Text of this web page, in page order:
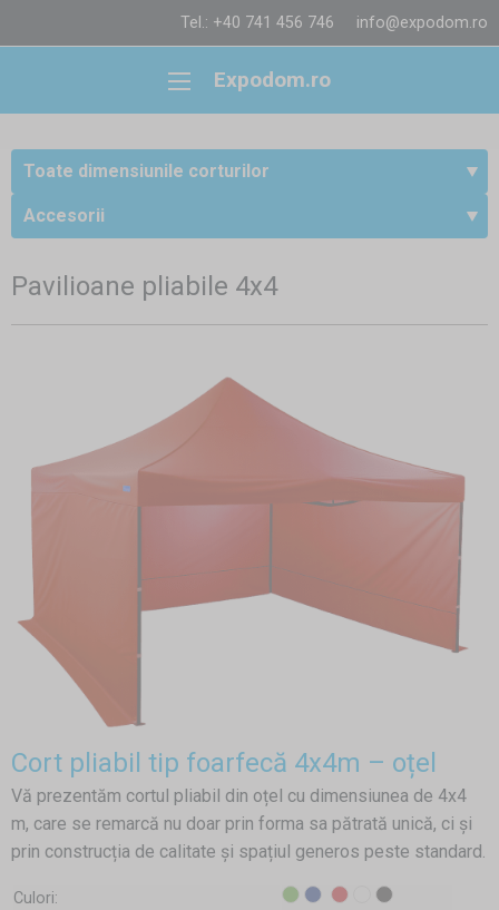
Tel.: +40 741 456 746 info@expodom.ro
Expodom.ro
Toate dimensiunile corturilor
Accesorii
Pavilioane pliabile 4x4
Cort pliabil tip foarfecă 4x4m – oțel
Vă prezentăm cortul pliabil din oțel cu dimensiunea de 4x4
m, care se remarcă nu doar prin forma sa pătrată unică, ci și
prin construcția de calitate și spațiul generos peste standard.
Culori: